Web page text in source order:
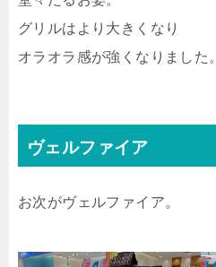
グリルはより大きくなり
オラオラ感が強くなりました。
ヴェルファイア
お次がヴェルファイア。